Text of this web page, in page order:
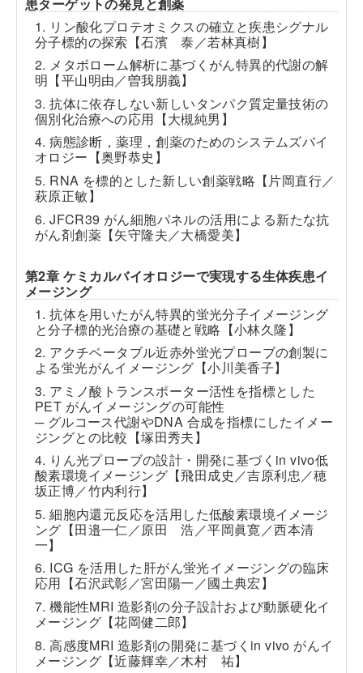
1. リン酸化プロテオミクスの確立と疾患シグナル
分子標的の探索【石濱 泰／若林真樹】
2. メタボローム解析に基づくがん特異的代謝の解
明【平山明由／曽我朋義】
3. 抗体に依存しない新しいタンパク質定量技術の
個別化治療への応用【大槻純男】
4. 病態診断，薬理，創薬のためのシステムズバイ
オロジー【奥野恭史】
5. RNA を標的とした新しい創薬戦略【片岡直行／
萩原正敏】
6. JFCR39 がん細胞パネルの活用による新たな抗
がん剤創薬【矢守隆夫／大橋愛美】
第2章 ケミカルバイオロジーで実現する生体疾患イ
メージング
1. 抗体を用いたがん特異的蛍光分子イメージング
と分子標的光治療の基礎と戦略【小林久隆】
2. アクチベータブル近赤外蛍光プローブの創製に
よる蛍光がんイメージング【小川美香子】
3. アミノ酸トランスポーター活性を指標とした
PET がんイメージングの可能性
─ グルコース代謝やDNA 合成を指標にしたイメー
ジングとの比較【塚田秀夫】
4. りん光プローブの設計・開発に基づく in vivo低
酸素環境イメージング【飛田成史／吉原利忠／穂
坂正博／竹内利行】
5. 細胞内還元反応を活用した低酸素環境イメージ
ング【田邉一仁／原田 浩／平岡眞寛／西本清
一】
6. ICG を活用した肝がん蛍光イメージングの臨床
応用【石沢武彰／宮田陽一／國土典宏】
7. 機能性MRI 造影剤の分子設計および動脈硬化イ
メージング【花岡健二郎】
8. 高感度MRI 造影剤の開発に基づく in vivo がんイ
メージング【近藤輝幸／木村 祐】